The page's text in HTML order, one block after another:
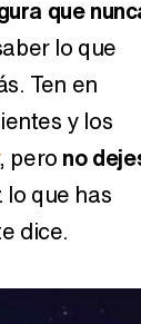
que
lo que
Ten en
y los
, pero no
que has
dice.